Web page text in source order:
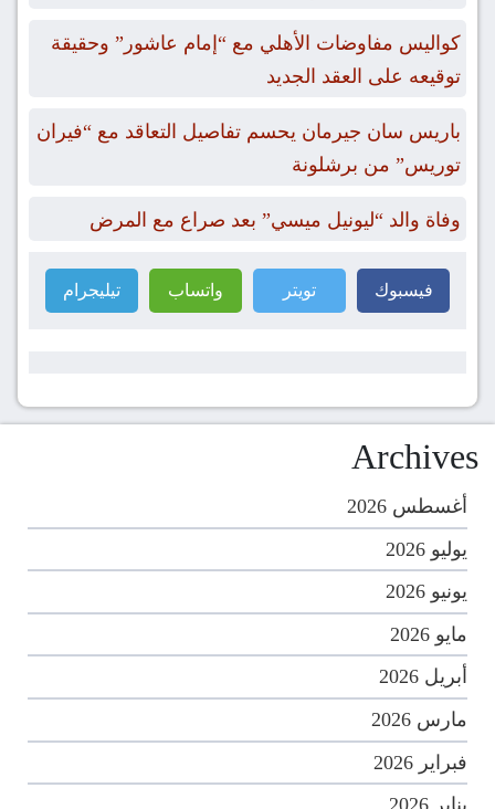
كواليس مفاوضات الأهلي مع “إمام عاشور” وحقيقة
توقيعه على العقد الجديد
باريس سان جيرمان يحسم تفاصيل التعاقد مع “فيران
توريس” من برشلونة
وفاة والد “ليونيل ميسي” بعد صراع مع المرض
فيسبوك تويتر واتساب تيليجرام
Archives
أغسطس 2026
يوليو 2026
يونيو 2026
مايو 2026
أبريل 2026
مارس 2026
فبراير 2026